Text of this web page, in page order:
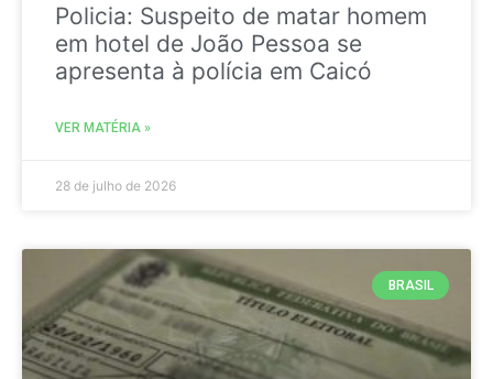
Policia: Suspeito de matar homem
em hotel de João Pessoa se
apresenta à polícia em Caicó
VER MATÉRIA »
28 de julho de 2026
BRASIL